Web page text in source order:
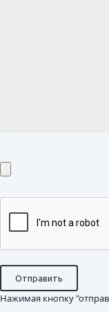
Нажимая кнопку